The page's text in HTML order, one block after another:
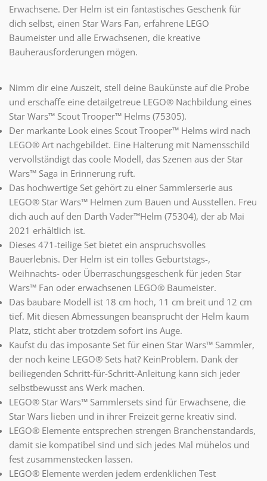
Erwachsene. Der Helm ist ein fantastisches Geschenk für
dich selbst, einen Star Wars Fan, erfahrene LEGO
Baumeister und alle Erwachsenen, die kreative
Bauherausforderungen mögen.
Nimm dir eine Auszeit, stell deine Baukünste auf die Probe
und erschaffe eine detailgetreue LEGO® Nachbildung eines
Star Wars™ Scout Trooper™ Helms (75305).
Der markante Look eines Scout Trooper™ Helms wird nach
LEGO® Art nachgebildet. Eine Halterung mit Namensschild
vervollständigt das coole Modell, das Szenen aus der Star
Wars™ Saga in Erinnerung ruft.
Das hochwertige Set gehört zu einer Sammlerserie aus
LEGO® Star Wars™ Helmen zum Bauen und Ausstellen. Freu
dich auch auf den Darth Vader™Helm (75304), der ab Mai
2021 erhältlich ist.
Dieses 471-teilige Set bietet ein anspruchsvolles
Bauerlebnis. Der Helm ist ein tolles Geburtstags-,
Weihnachts- oder Überraschungsgeschenk für jeden Star
Wars™ Fan oder erwachsenen LEGO® Baumeister.
Das baubare Modell ist 18 cm hoch, 11 cm breit und 12 cm
tief. Mit diesen Abmessungen beansprucht der Helm kaum
Platz, sticht aber trotzdem sofort ins Auge.
Kaufst du das imposante Set für einen Star Wars™ Sammler,
der noch keine LEGO® Sets hat? KeinProblem. Dank der
beiliegenden Schritt-für-Schritt-Anleitung kann sich jeder
selbstbewusst ans Werk machen.
LEGO® Star Wars™ Sammlersets sind für Erwachsene, die
Star Wars lieben und in ihrer Freizeit gerne kreativ sind.
LEGO® Elemente entsprechen strengen Branchenstandards,
damit sie kompatibel sind und sich jedes Mal mühelos und
fest zusammenstecken lassen.
LEGO® Elemente werden jedem erdenklichen Test